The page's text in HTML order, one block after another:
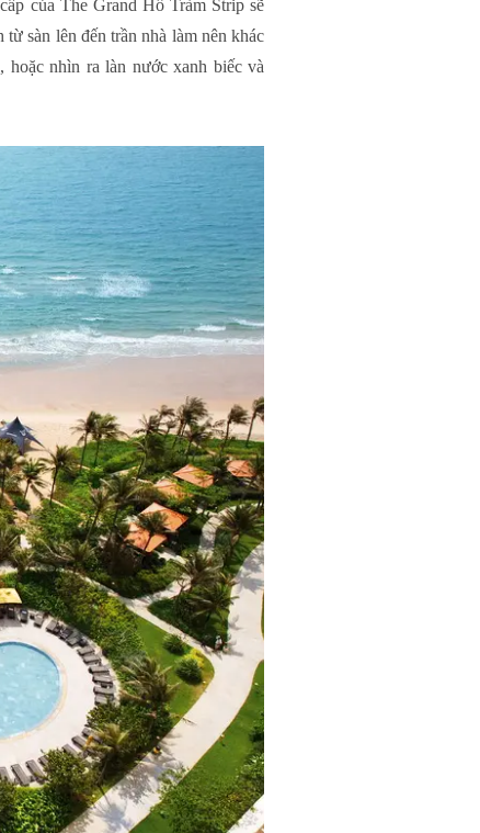
của The Grand Hồ Tràm Strip sẽ
sàn lên đến trần nhà làm nên khác
hoặc nhìn ra làn nước xanh biếc và